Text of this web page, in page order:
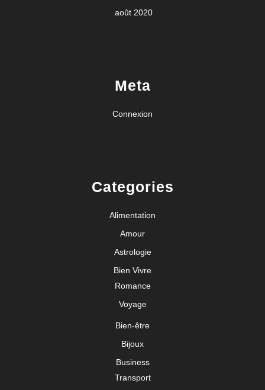
août 2020
Meta
Connexion
Categories
Alimentation
Amour
Astrologie
Bien Vivre
Romance
Voyage
Bien-être
Bijoux
Business
Transport